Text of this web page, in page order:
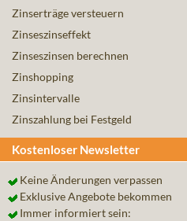
Zinserträge versteuern
Zinseszinseffekt
Zinseszinsen berechnen
Zinshopping
Zinsintervalle
Zinszahlung bei Festgeld
Kostenloser Newsletter
Keine Änderungen verpassen
Exklusive Angebote bekommen
Immer informiert sein: